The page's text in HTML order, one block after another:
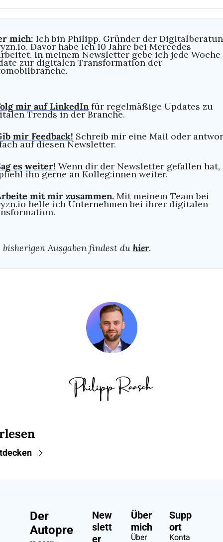
mich: Ich bin Philipp. Gründer der
Davor habe ich 10 Jahre bei Mercedes
In meinem Newsletter gebe ich jede Woche
zur digitalen Transformation der
mir auf LinkedIn für regelmäßige Updates zu
Trends in der Branche.
mir Feedback! Schreib mir eine Mail oder
auf diesen Newsletter.
es weiter! Wenn dir der Newsletter gefallen hat,
ihn gerne an Kolleg:innen weiter.
mit mir zusammen. Mit meinem Team bei
helfe ich Unternehmen bei ihrer digitalen
bisherigen Ausgaben findest du hier.
Der
Autopre
New
slett
er
Über
mich
Über
Supp
ort
Konta